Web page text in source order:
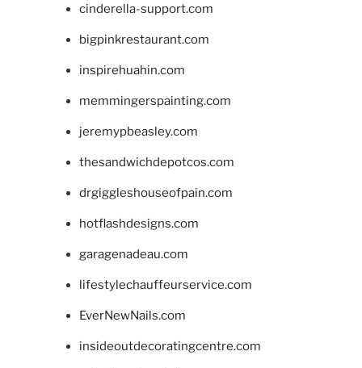
cinderella-support.com
bigpinkrestaurant.com
inspirehuahin.com
memmingerspainting.com
jeremypbeasley.com
thesandwichdepotcos.com
drgiggleshouseofpain.com
hotflashdesigns.com
garagenadeau.com
lifestylechauffeurservice.com
EverNewNails.com
insideoutdecoratingcentre.com